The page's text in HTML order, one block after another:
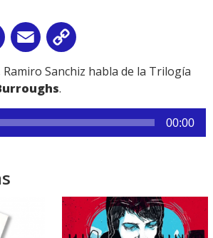
WhatsApp
Email
Link
Ramiro Sanchiz habla de la Trilogía
.
00:00